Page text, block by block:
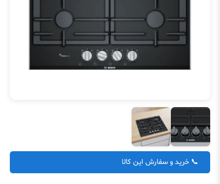
📞 خرید و سفارش این کالا